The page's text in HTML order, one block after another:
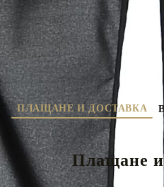
3879-1
ПЛАЩАНЕ И ДОСТАВКА
Плащане и